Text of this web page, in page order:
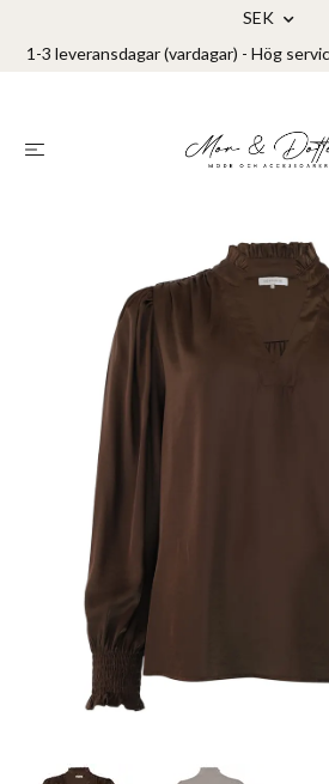
SEK
1-3 leveransdagar (vardagar) - Hög